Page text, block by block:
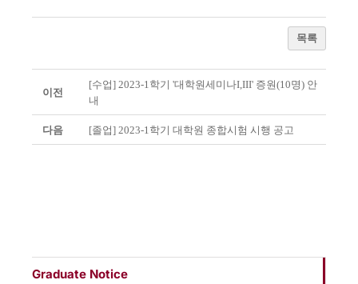
목록
이전
[수업] 2023-1학기 '대학원세미나I,III' 증원(10명) 안
내
다음 [졸업] 2023-1학기 대학원 종합시험 시행 공고
Graduate Notice